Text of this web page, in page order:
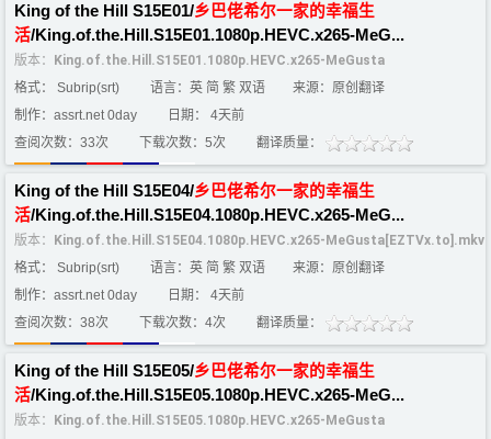
King of the Hill S15E01/乡 巴佬希尔一家的幸福生
活/King.of.the.Hill.S15E01.1080p.HEVC.x265-MeG...
版本：
King.of.the.Hill.S15E01.1080p.HEVC.x265-MeGusta
格式： Subrip(srt)
语言：英 简 繁 双语
来源：原创翻译
制作：assrt.net 0day
日期： 4天前
查阅次数：33次
下载次数：5次 翻译质量：
King of the Hill S15E04/乡 巴佬希尔一家的幸福生
活/King.of.the.Hill.S15E04.1080p.HEVC.x265-MeG...
版本：
King.of.the.Hill.S15E04.1080p.HEVC.x265-MeGusta[EZTVx.to].mkv
格式： Subrip(srt)
语言：英 简 繁 双语
来源：原创翻译
制作：assrt.net 0day
日期： 4天前
查阅次数：38次
下载次数：4次 翻译质量：
King of the Hill S15E05/乡 巴佬希尔一家的幸福生
活/King.of.the.Hill.S15E05.1080p.HEVC.x265-MeG...
版本：
King.of.the.Hill.S15E05.1080p.HEVC.x265-MeGusta